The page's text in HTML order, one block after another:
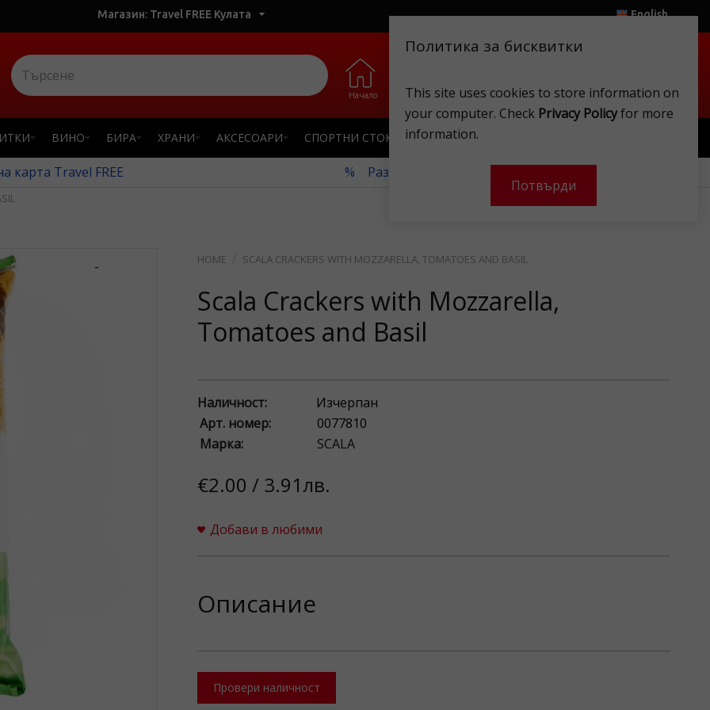
Политика за бисквитки
This site uses cookies to store information on
your computer. Check Privacy Policyfor more
information.
Потвърди
Магазин: Travel FREE Кулата English
Начало Любими Магазини Клубна карта Акаунт Кошница
ВИНО БИРА ХРАНИ АКСЕСОАРИ СПОРТНИ СТОКИ ИГРАЧКИ
карта Travel FREE % Разгледайте нашите месечни оферти!
- SCALA CRACKERS WITH MOZZARELLA, TOMATOES AND BASIL
Scala Crackers with Mozzarella,
Tomatoes and Basil
Наличност:
Изчерпан
Арт. номер:
0077810
Марка:
SCALA
€2.00 / 3.91лв.
Добави в любими
Описание
Провери наличност